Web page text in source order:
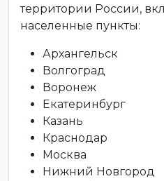
территории России,
населенные пункты:
Архангельск
Волгоград
Воронеж
Екатеринбург
Казань
Краснодар
Москва
Нижний Новгород